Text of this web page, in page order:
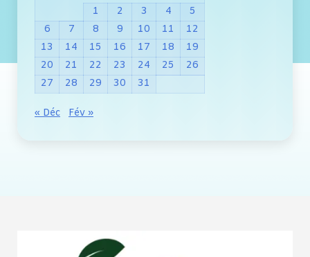
1
2 3 4
5
6
7 8 9 10 11
12
13
14 15 16 17 18
19
20
21 22 23 24 25
26
27
28 29 30 31
« Déc Fév »